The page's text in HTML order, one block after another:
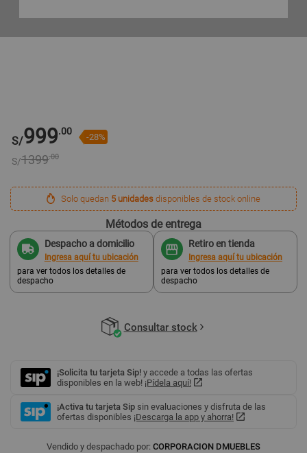
S/999.00 -28%
S/1399.00
Solo quedan 5 unidades disponibles de stock online
Métodos de entrega
Despacho a domicilio
Ingresa aquí tu ubicación
para ver todos los detalles de
despacho
Retiro en tienda
Ingresa aquí tu ubicación
para ver todos los detalles de
despacho
Consultar stock
¡Solicita tu tarjeta Sip! y accede a todas las ofertas
disponibles en la web! ¡Pídela aquí!
¡Activa tu tarjeta Sip sin evaluaciones y disfruta de las
ofertas disponibles ¡Descarga la app y ahorra!
Vendido y despachado por: CORPORACION DMUEBLES